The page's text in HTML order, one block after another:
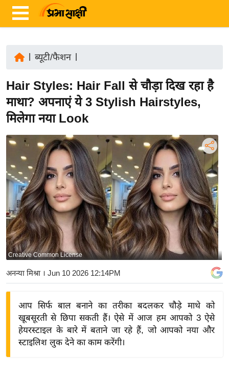
ज़ा
ख
ब
र
रा
य
अं
त
र्रा
ष्ट्री
य
बि
ज़
ने
द्यो
ब्यूटी/फैशन|
Hair Styles: Hair Fall से चौड़ा दिख रहा है
माथा? अपनाएं ये 3 Stylish Hairstyles,
मिलेगा नया Look
Creative Common License
अनन्या मिश्रा । Jun 10 2026 12:14PM
आप सिर्फ बाल बनाने का तरीका बदलकर चौड़े माथे को
खूबसूरती से छिपा सकती हैं। ऐसे में आज हम आपको 3 ऐसे
हेयरस्टाइल के बारे में बताने जा रहे हैं, जो आपको नया और
स्टाइलिश लुक देने का काम करेंगी।